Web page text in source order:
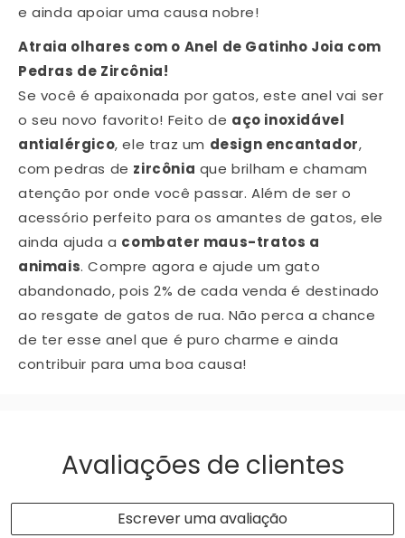
e ainda apoiar uma causa nobre!
Atraia olhares com o Anel de Gatinho Joia com
Pedras de Zircônia!
Se você é apaixonada por gatos, este anel vai ser
o seu novo favorito! Feito de aço inoxidável
antialérgico, ele traz um design encantador,
com pedras de zircônia que brilham e chamam
atenção por onde você passar. Além de ser o
acessório perfeito para os amantes de gatos, ele
ainda ajuda a combater maus-tratos a
animais. Compre agora e ajude um gato
abandonado, pois 2% de cada venda é destinado
ao resgate de gatos de rua. Não perca a chance
de ter esse anel que é puro charme e ainda
contribuir para uma boa causa!
Avaliações de clientes
Escrever uma avaliação